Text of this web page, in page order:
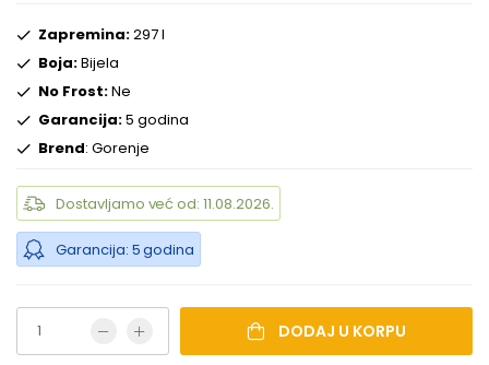
Zapremina:297 l
Boja:Bijela
No Frost:Ne
Garancija:5 godina
Brend: Gorenje
Dostavljamo već od: 11.08.2026.
Garancija: 5 godina
DODAJ U KORPU